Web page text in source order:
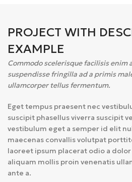
PROJECT WITH
EXAMPLE
Commodo scelerisque facilisis enim
suspendisse fringilla ad a primis
ullamcorper tellus fermentum.
Eget tempus praesent nec
suscipit phasellus viverra suscipit
vestibulum eget a semper id elit
maecenas convallis volutpat
laoreet ipsum placerat odio a
aliquam mollis proin venenatis
ante a.